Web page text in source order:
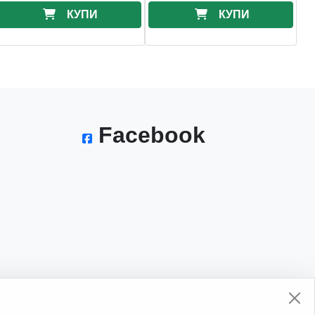
КУПИ КУПИ
Facebook